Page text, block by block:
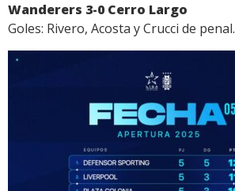
Wanderers 3-0 Cerro Largo
Goles: Rivero, Acosta y Crucci de penal.